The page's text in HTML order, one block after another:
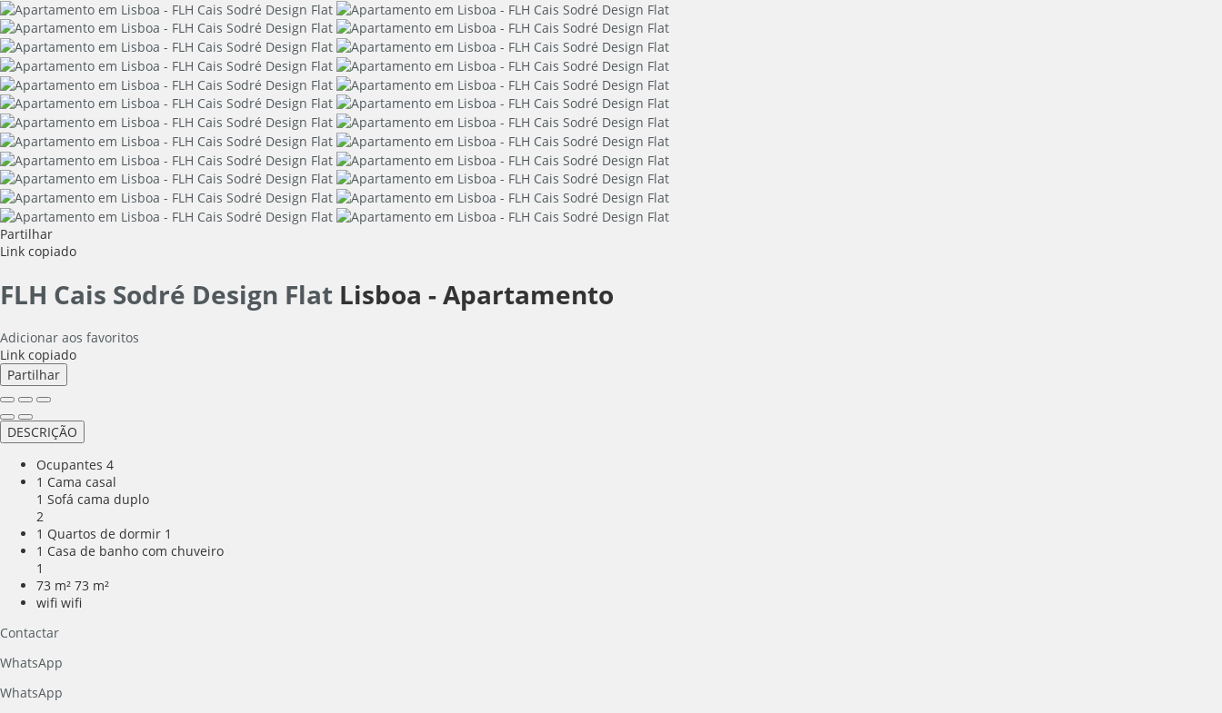
Partilhar
Link copiado
FLH Cais Sodré Design Flat Lisboa -Apartamento
Adicionar aos favoritos
Link copiado
Partilhar
DESCRIÇÃO
Ocupantes 4
1 Cama casal
1 Sofá cama duplo
2
1 Quartos de dormir 1
1 Casa de banho com chuveiro
1
73 m² 73 m²
wifi wifi
Contactar
WhatsApp
WhatsApp